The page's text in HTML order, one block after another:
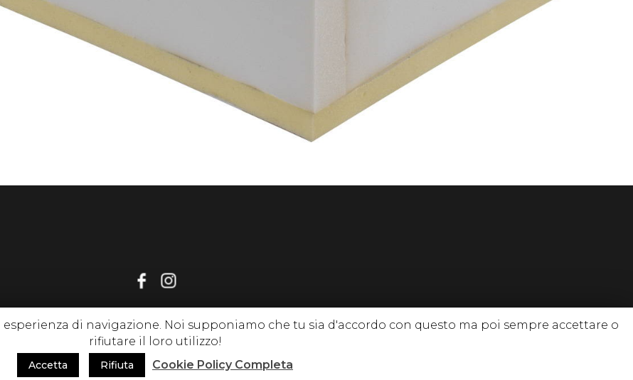
, P. Iva 02214650513 | Privacy Policy |
di navigazione. Noi supponiamo che tu sia d'accordo con questo ma poi sempre accettare o
rifiutare il loro utilizzo!
Accetta Rifiuta Cookie Policy Completa